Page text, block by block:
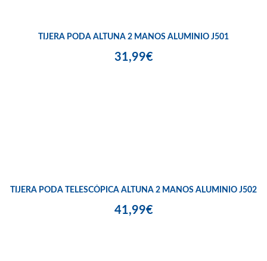
TIJERA PODA ALTUNA 2 MANOS ALUMINIO J501
31,99€
TIJERA PODA TELESCÓPICA ALTUNA 2 MANOS ALUMINIO J502
41,99€